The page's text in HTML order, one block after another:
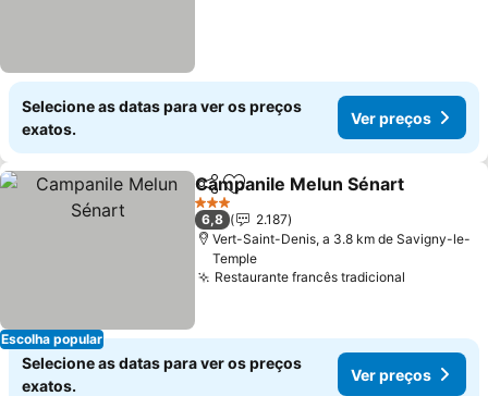
Selecione as datas para ver os preços
exatos.
Ver preços
Escolha popular
PartilharAdicionar aos favoritos
Campanile Melun Sénart
3 Estrelas
6,8
2.187
Vert-Saint-Denis, a 3.8 km de Savigny-le-
Temple
Restaurante francês tradicional
Selecione as datas para ver os preços
exatos.
Ver preços